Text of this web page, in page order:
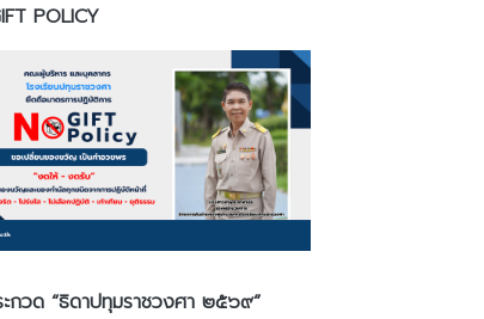
POLICY
ะกวด “ธิดาปทุมราชวงศา ๒๕๖๙”